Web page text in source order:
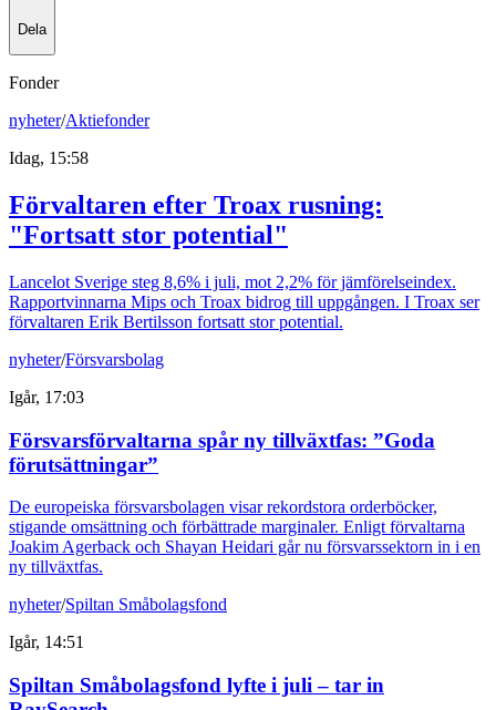
Dela
Fonder
nyheter/Aktiefonder
Idag, 15:58
Förvaltaren efter Troax rusning:
"Fortsatt stor potential"
Lancelot Sverige steg 8,6% i juli, mot 2,2% för jämförelseindex.
Rapportvinnarna Mips och Troax bidrog till uppgången. I Troax ser
förvaltaren Erik Bertilsson fortsatt stor potential.
nyheter/Försvarsbolag
Igår, 17:03
Försvarsförvaltarna spår ny tillväxtfas: ”Goda
förutsättningar”
De europeiska försvarsbolagen visar rekordstora orderböcker,
stigande omsättning och förbättrade marginaler. Enligt förvaltarna
Joakim Agerback och Shayan Heidari går nu försvarssektorn in i en
ny tillväxtfas.
nyheter/Spiltan Småbolagsfond
Igår, 14:51
Spiltan Småbolagsfond lyfte i juli – tar in